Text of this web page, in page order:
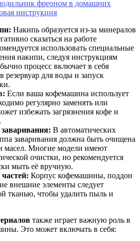
фреоном в домашних
инструкция
Накипь образуется из-за минералов
сказаться на работе
использовать специальные
накипи, следуя инструкциям
процесс включает в себя
резервуар для воды и запуск
Если ваша кофемашина использует
регулярно заменять или
избежать загрязнения кофе и
В автоматических
заваривания должна быть очищена
масел. Многие модели имеют
очистки, но рекомендуется
мыть её вручную.
Корпус кофемашины, поддон
внешние элементы следует
тканью, чтобы удалить пыль и
также играет важную роль в
Это может включать в себя: